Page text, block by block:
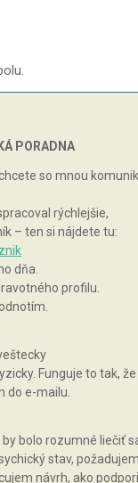
PORADNA
so mnou
rýchlejšie,
– ten si nájdete tu:
dňa.
profilu.
Funguje to tak,
do e-mailu.
bolo rozumné liečiť
stav,
návrh, ako